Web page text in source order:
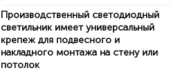
Производственный светодиодный
светильник имеет универсальный
крепеж для подвесного и
накладного монтажа на стену или
потолок